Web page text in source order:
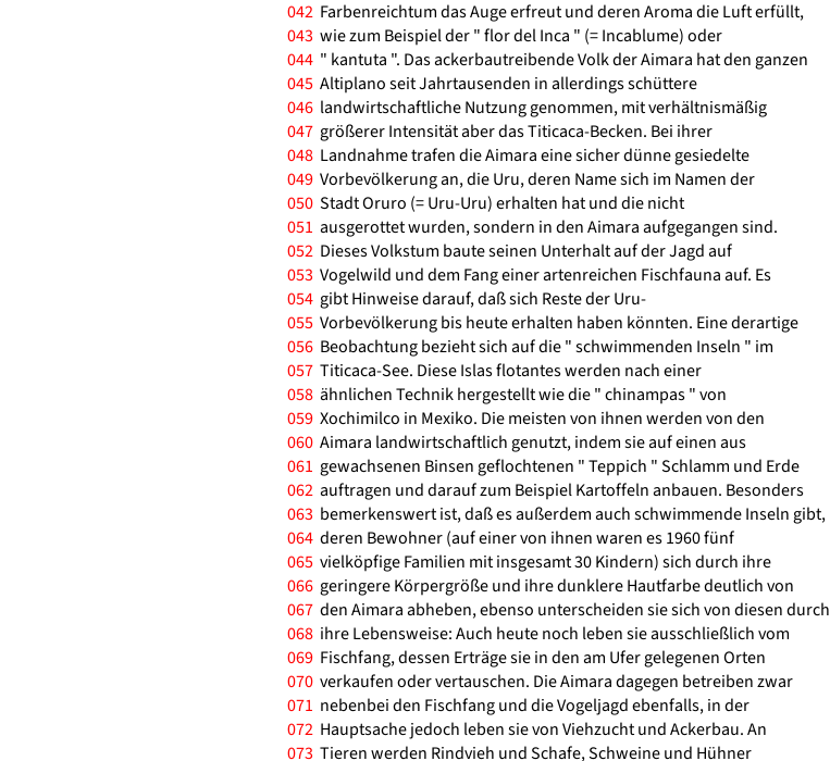
042 Farbenreichtum das Auge erfreut und deren Aroma die Luft erfüllt,
043 wie zum Beispiel der " flor del Inca " (= Incablume) oder
044 " kantuta ". Das ackerbautreibende Volk der Aimara hat den ganzen
045 Altiplano seit Jahrtausenden in allerdings schüttere
046 landwirtschaftliche Nutzung genommen, mit verhältnismäßig
047 größerer Intensität aber das Titicaca-Becken. Bei ihrer
048 Landnahme trafen die Aimara eine sicher dünne gesiedelte
049 Vorbevölkerung an, die Uru, deren Name sich im Namen der
050 Stadt Oruro (= Uru-Uru) erhalten hat und die nicht
051 ausgerottet wurden, sondern in den Aimara aufgegangen sind.
052 Dieses Volkstum baute seinen Unterhalt auf der Jagd auf
053 Vogelwild und dem Fang einer artenreichen Fischfauna auf. Es
054 gibt Hinweise darauf, daß sich Reste der Uru-
055 Vorbevölkerung bis heute erhalten haben könnten. Eine derartige
056 Beobachtung bezieht sich auf die " schwimmenden Inseln " im
057 Titicaca-See. Diese Islas flotantes werden nach einer
058 ähnlichen Technik hergestellt wie die " chinampas " von
059 Xochimilco in Mexiko. Die meisten von ihnen werden von den
060 Aimara landwirtschaftlich genutzt, indem sie auf einen aus
061 gewachsenen Binsen geflochtenen " Teppich " Schlamm und Erde
062 auftragen und darauf zum Beispiel Kartoffeln anbauen. Besonders
063 bemerkenswert ist, daß es außerdem auch schwimmende Inseln gibt,
064 deren Bewohner (auf einer von ihnen waren es 1960 fünf
065 vielköpfige Familien mit insgesamt 30 Kindern) sich durch ihre
066 geringere Körpergröße und ihre dunklere Hautfarbe deutlich von
067 den Aimara abheben, ebenso unterscheiden sie sich von diesen durch
068 ihre Lebensweise: Auch heute noch leben sie ausschließlich vom
069 Fischfang, dessen Erträge sie in den am Ufer gelegenen Orten
070 verkaufen oder vertauschen. Die Aimara dagegen betreiben zwar
071 nebenbei den Fischfang und die Vogeljagd ebenfalls, in der
072 Hauptsache jedoch leben sie von Viehzucht und Ackerbau. An
073 Tieren werden Rindvieh und Schafe, Schweine und Hühner